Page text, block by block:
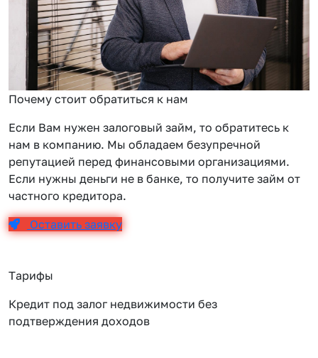
Почему стоит обратиться к нам
Если Вам нужен залоговый займ, то обратитесь к
нам в компанию. Мы обладаем безупречной
репутацией перед финансовыми организациями.
Если нужны деньги не в банке, то получите займ от
частного кредитора.
Оставить заявку
Тарифы
Кредит под залог недвижимости без
подтверждения доходов